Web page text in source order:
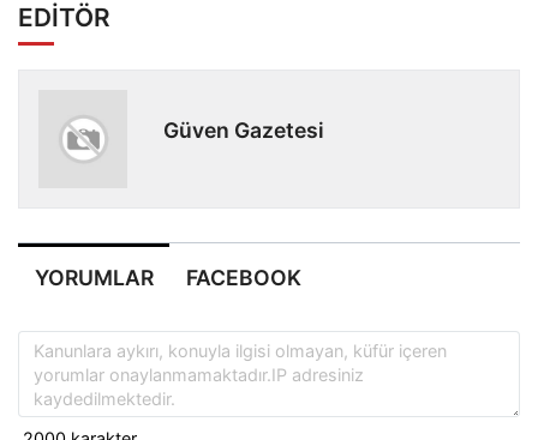
EDİTÖR
Güven Gazetesi
YORUMLAR FACEBOOK